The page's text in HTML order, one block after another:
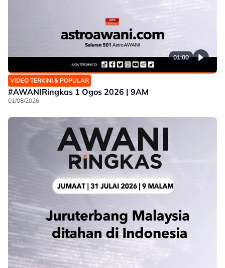
01:00
VIDEO TERKINI & POPULAR
#AWANIRingkas 1 Ogos 2026 | 9AM
01/08/2026